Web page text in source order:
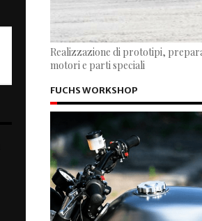
Realizzazione di prototipi,
motori e parti speciali
FUCHS WORKSHOP